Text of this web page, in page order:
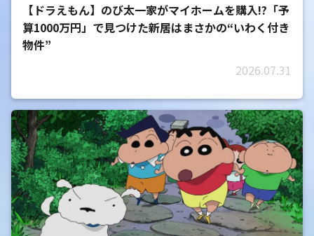
【ドラえもん】のび太一家がマイホームを購入!?「予
算1000万円」で見つけた新居はまさかの“いわく付き
物件”
2026.07.31